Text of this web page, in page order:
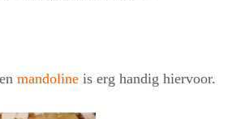
mandoline is erg handig hiervoor.